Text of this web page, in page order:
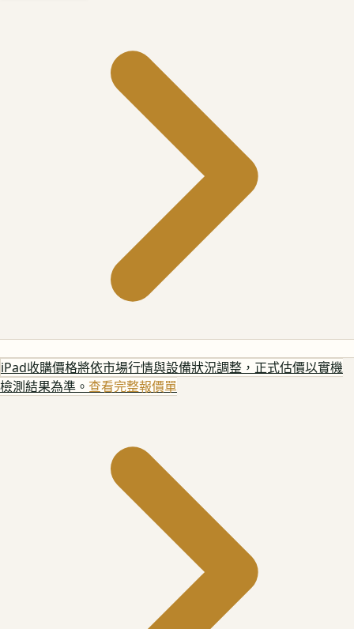
iPad收購價格將依市場行情與設備狀況調整，正式估價以實機
檢測結果為準。 查看完整報價單